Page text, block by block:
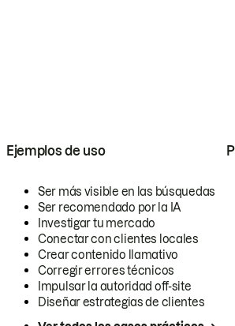
Ejemplos de uso
Ser más visible en las búsquedas
Ser recomendado por la IA
Investigar tu mercado
Conectar con clientes locales
Crear contenido llamativo
Corregir errores técnicos
Impulsar la autoridad off-site
Diseñar estrategias de clientes